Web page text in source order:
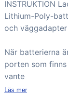
INSTRUKTION
Lithium-Poly-
och väggadapter
När batterierna
porten som
vante
Läs mer